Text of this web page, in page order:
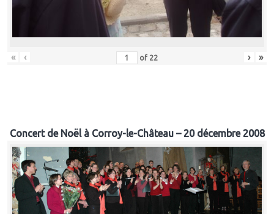
« ‹ of 22 › »
Concert de Noël à Corroy-le-Château – 20 décembre 2008